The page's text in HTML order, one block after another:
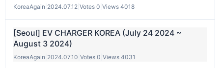
KoreaAgain 2024.07.12 Votes 0 Views 4018
[Seoul] EV CHARGER KOREA (July 24 2024 ~
August 3 2024)
KoreaAgain 2024.07.10 Votes 0 Views 4031